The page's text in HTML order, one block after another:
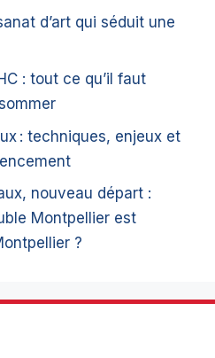
d’art qui séduit une
: tout ce qu’il faut
: techniques, enjeux et
nouveau départ :
Montpellier est
?